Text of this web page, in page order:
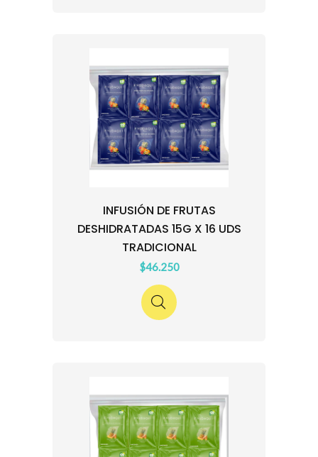
INFUSIÓN DE FRUTAS
DESHIDRATADAS 15G X 16 UDS
TRADICIONAL
$46.250